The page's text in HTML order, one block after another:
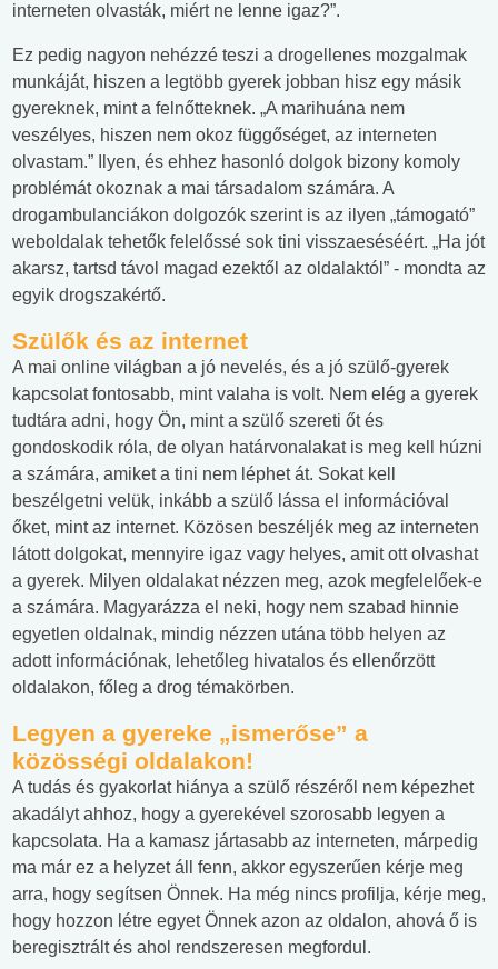
interneten olvasták, miért ne lenne igaz?”.
Ez pedig nagyon nehézzé teszi a drogellenes mozgalmak
munkáját, hiszen a legtöbb gyerek jobban hisz egy másik
gyereknek, mint a felnőtteknek. „A marihuána nem
veszélyes, hiszen nem okoz függőséget, az interneten
olvastam.” Ilyen, és ehhez hasonló dolgok bizony komoly
problémát okoznak a mai társadalom számára. A
drogambulanciákon dolgozók szerint is az ilyen „támogató”
weboldalak tehetők felelőssé sok tini visszaeséséért. „Ha jót
akarsz, tartsd távol magad ezektől az oldalaktól” - mondta az
egyik drogszakértő.
Szülők és az internet
A mai online világban a jó nevelés, és a jó szülő-gyerek
kapcsolat fontosabb, mint valaha is volt. Nem elég a gyerek
tudtára adni, hogy Ön, mint a szülő szereti őt és
gondoskodik róla, de olyan határvonalakat is meg kell húzni
a számára, amiket a tini nem léphet át. Sokat kell
beszélgetni velük, inkább a szülő lássa el információval
őket, mint az internet. Közösen beszéljék meg az interneten
látott dolgokat, mennyire igaz vagy helyes, amit ott olvashat
a gyerek. Milyen oldalakat nézzen meg, azok megfelelőek-e
a számára. Magyarázza el neki, hogy nem szabad hinnie
egyetlen oldalnak, mindig nézzen utána több helyen az
adott információnak, lehetőleg hivatalos és ellenőrzött
oldalakon, főleg a drog témakörben.
Legyen a gyereke „ismerőse” a
közösségi oldalakon!
A tudás és gyakorlat hiánya a szülő részéről nem képezhet
akadályt ahhoz, hogy a gyerekével szorosabb legyen a
kapcsolata. Ha a kamasz jártasabb az interneten, márpedig
ma már ez a helyzet áll fenn, akkor egyszerűen kérje meg
arra, hogy segítsen Önnek. Ha még nincs profilja, kérje meg,
hogy hozzon létre egyet Önnek azon az oldalon, ahová ő is
beregisztrált és ahol rendszeresen megfordul.